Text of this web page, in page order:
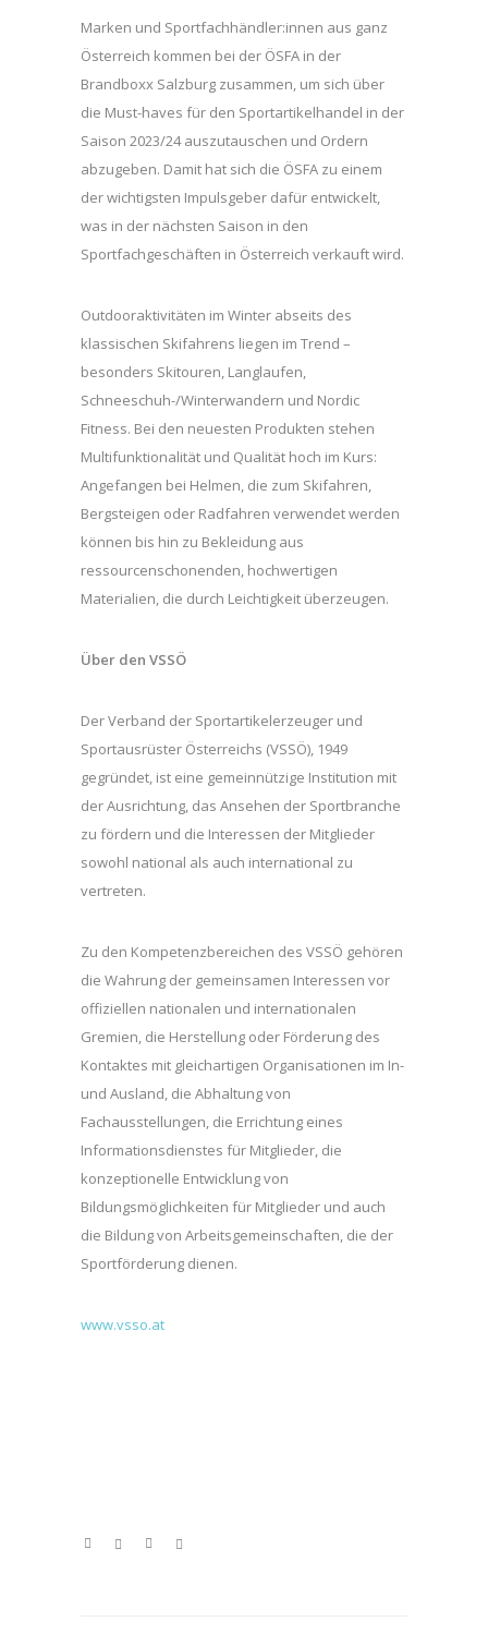
Marken und Sportfachhändler:innen aus ganz
Österreich kommen bei der ÖSFA in der
Brandboxx Salzburg zusammen, um sich über
die Must-haves für den Sportartikelhandel in der
Saison 2023/24 auszutauschen und Ordern
abzugeben. Damit hat sich die ÖSFA zu einem
der wichtigsten Impulsgeber dafür entwickelt,
was in der nächsten Saison in den
Sportfachgeschäften in Österreich verkauft wird.
Outdooraktivitäten im Winter abseits des
klassischen Skifahrens liegen im Trend –
besonders Skitouren, Langlaufen,
Schneeschuh-/Winterwandern und Nordic
Fitness. Bei den neuesten Produkten stehen
Multifunktionalität und Qualität hoch im Kurs:
Angefangen bei Helmen, die zum Skifahren,
Bergsteigen oder Radfahren verwendet werden
können bis hin zu Bekleidung aus
ressourcenschonenden, hochwertigen
Materialien, die durch Leichtigkeit überzeugen.
Über den VSSÖ
Der Verband der Sportartikelerzeuger und
Sportausrüster Österreichs (VSSÖ), 1949
gegründet, ist eine gemeinnützige Institution mit
der Ausrichtung, das Ansehen der Sportbranche
zu fördern und die Interessen der Mitglieder
sowohl national als auch international zu
vertreten.
Zu den Kompetenzbereichen des VSSÖ gehören
die Wahrung der gemeinsamen Interessen vor
offiziellen nationalen und internationalen
Gremien, die Herstellung oder Förderung des
Kontaktes mit gleichartigen Organisationen im In-
und Ausland, die Abhaltung von
Fachausstellungen, die Errichtung eines
Informationsdienstes für Mitglieder, die
konzeptionelle Entwicklung von
Bildungsmöglichkeiten für Mitglieder und auch
die Bildung von Arbeitsgemeinschaften, die der
Sportförderung dienen.
www.vsso.at